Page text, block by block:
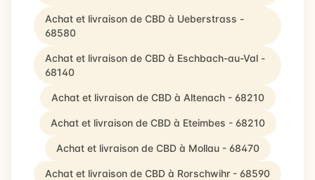
Achat et livraison de CBD à Ueberstrass -
68580
Achat et livraison de CBD à Eschbach-au-Val -
68140
Achat et livraison de CBD à Altenach - 68210
Achat et livraison de CBD à Eteimbes - 68210
Achat et livraison de CBD à Mollau - 68470
Achat et livraison de CBD à Rorschwihr - 68590